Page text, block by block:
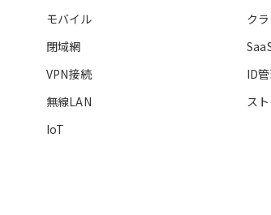
モバイル
閉域網
VPN接続
無線LAN
IoT
ク
ID
ス